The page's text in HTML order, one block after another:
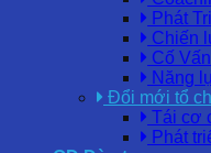
Phát
Chiến
Cố
Năng
Đổi mới tổ
Tái cơ
Phát